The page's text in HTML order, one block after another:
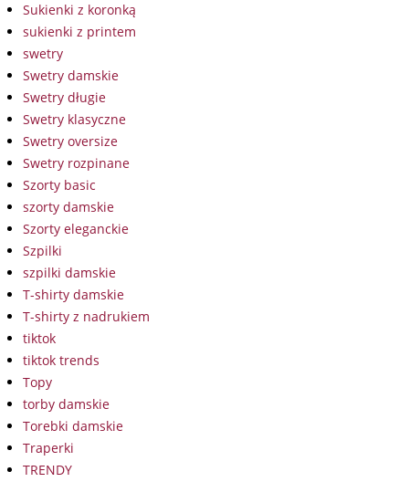
Sukienki z koronką
sukienki z printem
swetry
Swetry damskie
Swetry długie
Swetry klasyczne
Swetry oversize
Swetry rozpinane
Szorty basic
szorty damskie
Szorty eleganckie
Szpilki
szpilki damskie
T-shirty damskie
T-shirty z nadrukiem
tiktok
tiktok trends
Topy
torby damskie
Torebki damskie
Traperki
TRENDY